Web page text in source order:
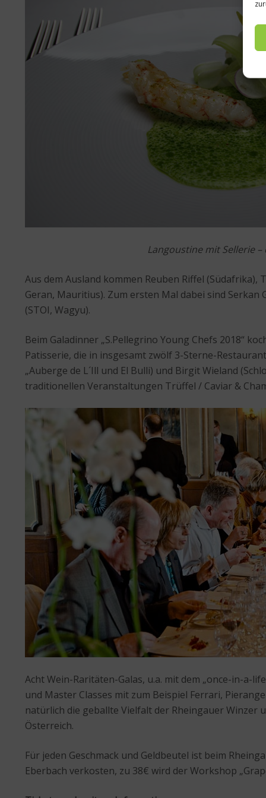
Langoustine mit Sellerie
Aus dem Ausland kommen Reuben Riffel
Geran, Mauritius). Zum ersten Mal dabei sind
(STOI, Wagyu).
Beim Galadinner „S.Pellegrino Young Chefs 2018“
Patisserie, die in insgesamt zwölf 3-Sterne-
„Auberge de L´Ill und El Bulli) und Birgit Wieland
traditionellen Veranstaltungen Trüffel / Caviar &
Acht Wein-Raritäten-Galas, u.a. mit dem „once-in-a-
und Master Classes mit zum Beispiel Ferrari,
natürlich die geballte Vielfalt der Rheingauer Winzer
Österreich.
Für jeden Geschmack und Geldbeutel ist beim
Eberbach verkosten, zu 38€ wird der Workshop